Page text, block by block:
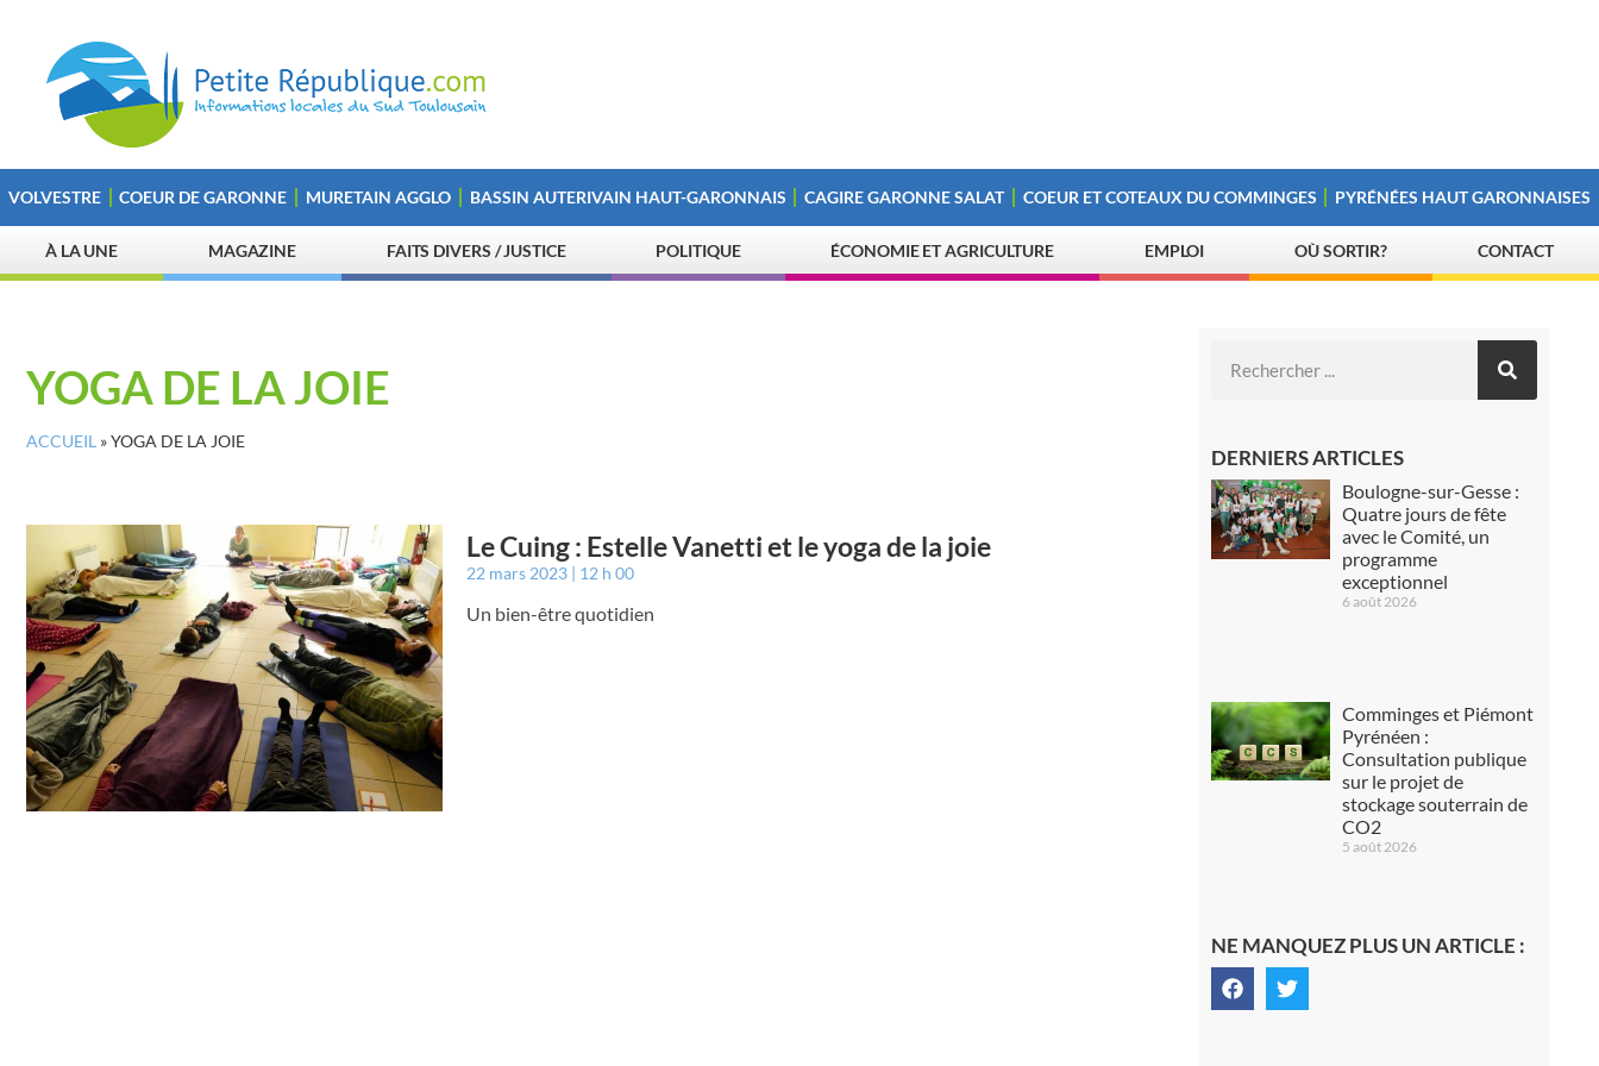
VOLVESTRE COEUR DE GARONNE MURETAIN AGGLO BASSIN AUTERIVAIN HAUT-GARONNAIS CAGIRE GARONNE SALAT COEUR ET COTEAUX DU COMMINGES PYRÉNÉES HAUT GARONNAISES
À LA UNE MAGAZINE FAITS DIVERS / JUSTICE POLITIQUE ÉCONOMIE ET AGRICULTURE EMPLOI OÙ SORTIR? CONTACT
YOGA DE LA JOIE
ACCUEIL »YOGA DE LA JOIE
Le Cuing : Estelle Vanetti et le yoga de la joie
22 mars 2023 12 h 00
Un bien-être quotidien
DERNIERS ARTICLES
Boulogne-sur-Gesse :
Quatre jours de fête
avec le Comité, un
programme
exceptionnel
6 août 2026
Comminges et Piémont
Pyrénéen :
Consultation publique
sur le projet de
stockage souterrain de
CO2
5 août 2026
NE MANQUEZ PLUS UN ARTICLE :